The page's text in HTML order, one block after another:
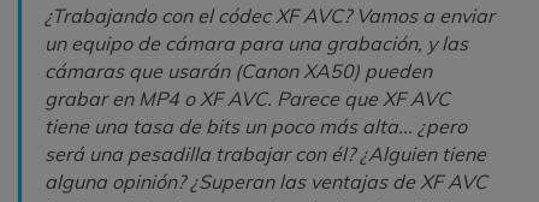
¿Trabajando con el códec XF AVC? Vamos a enviar
un equipo de cámara para una grabación, y las
cámaras que usarán (Canon XA50) pueden
grabar en MP4 o XF AVC. Parece que XF AVC
tiene una tasa de bits un poco más alta... ¿pero
será una pesadilla trabajar con él? ¿Alguien tiene
alguna opinión? ¿Superan las ventajas de XF AVC